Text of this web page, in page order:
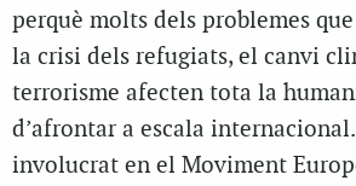
perquè molts dels problemes
la crisi dels refugiats, el canvi
terrorisme afecten tota la
d’afrontar a escala
involucrat en el Moviment